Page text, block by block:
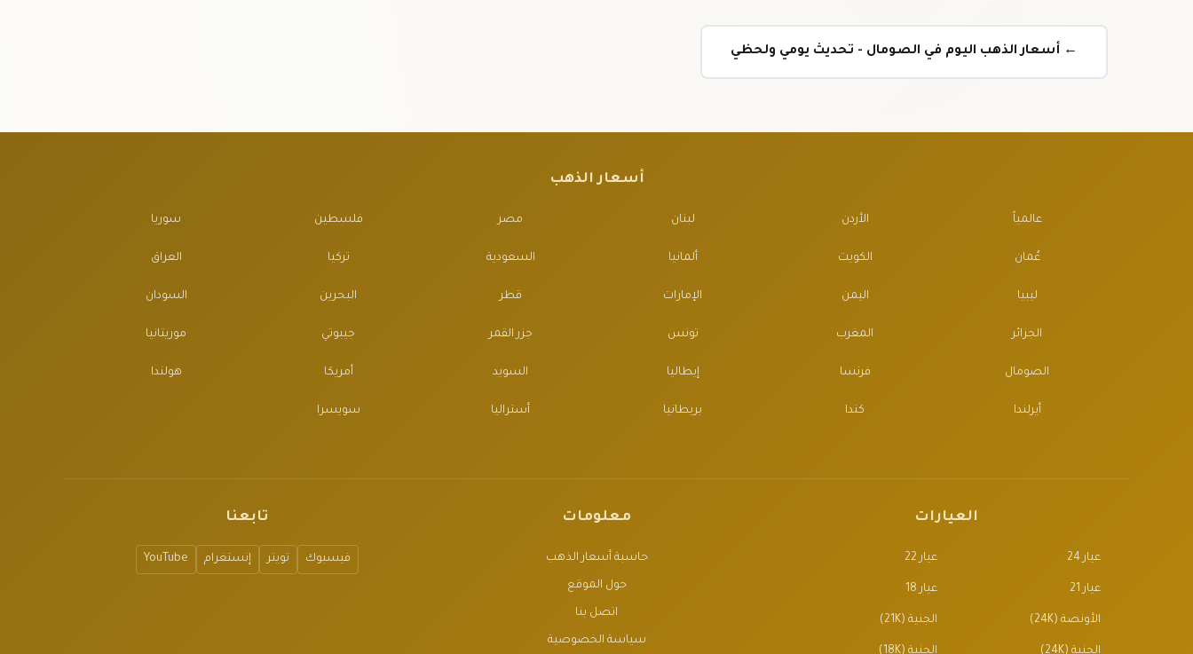
← أسعار الذهب اليوم في الصومال - تحديث يومي ولحظي
أسعار الذهب
عالمياً الأردن لبنان مصر فلسطين سوريا
عُمان الكويت ألمانيا السعودية تركيا العراق
ليبيا اليمن الإمارات قطر البحرين السودان
الجزائر المغرب تونس جزر القمر جيبوتي موريتانيا
الصومال فرنسا إيطاليا السويد أمريكا هولندا
أيرلندا كندا بريطانيا أستراليا سويسرا
العيارات
عيار 24 عيار 22
عيار 21 عيار 18
الأونصة (24K) الجنية (21K)
الجنية (24K) الجنية (18K)
معلومات
حاسبة أسعار الذهب
حول الموقع
اتصل بنا
سياسة الخصوصية
تابعنا
فيسبوك تويتر إنستغرام YouTube